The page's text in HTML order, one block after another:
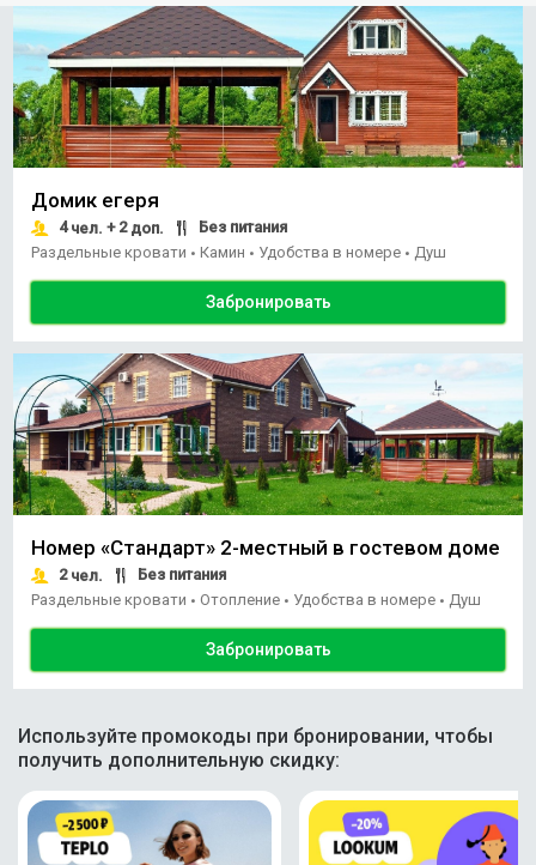
Домик егеря
4чел. + 2доп.
Без питания
Раздельные кровати • Камин • Удобства в номере • Душ
Забронировать
Номер «Стандарт» 2-местный в гостевом доме
2чел.
Без питания
Раздельные кровати • Отопление • Удобства в номере • Душ
Забронировать
Используйте промокоды при бронировании, чтобы
получить дополнительную скидку: